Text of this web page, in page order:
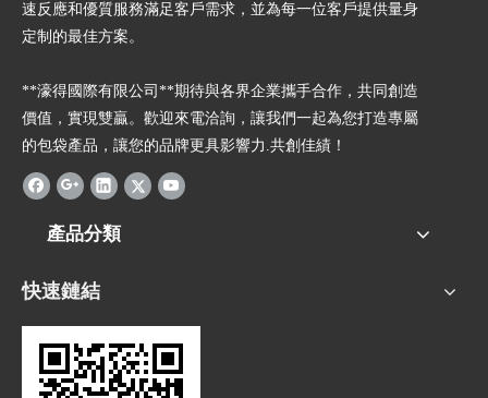
速反應和優質服務滿足客戶需求，並為每一位客戶提供量身
定制的最佳方案。
**濠得國際有限公司**期待與各界企業攜手合作，共同創造
價值，實現雙贏。歡迎來電洽詢，讓我們一起為您打造專屬
的包袋產品，讓您的品牌更具影響力.共創佳績！
產品分類
快速鏈結